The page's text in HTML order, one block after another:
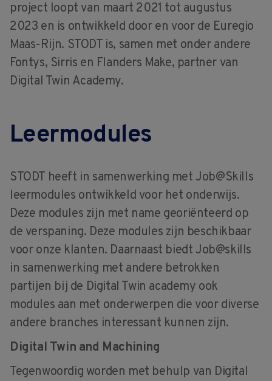
project loopt van maart 2021 tot augustus
2023 en is ontwikkeld door en voor de Euregio
Maas-Rijn. STODT is, samen met onder andere
Fontys, Sirris en Flanders Make, partner van
Digital Twin Academy.
Leermodules
STODT heeft in samenwerking met Job@Skills
leermodules ontwikkeld voor het onderwijs.
Deze modules zijn met name georiënteerd op
de verspaning. Deze modules zijn beschikbaar
voor onze klanten. Daarnaast biedt Job@skills
in samenwerking met andere betrokken
partijen bij de Digital Twin academy ook
modules aan met onderwerpen die voor diverse
andere branches interessant kunnen zijn.
Digital Twin and Machining
Tegenwoordig worden met behulp van Digital